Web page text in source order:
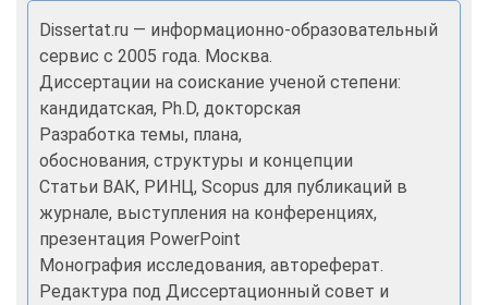
Dissertat.ru — информационно-образовательный
сервис с 2005 года. Москва.
Диссертации на соискание ученой степени:
кандидатская, Ph.D, докторская
Разработка темы, плана,
обоснования, структуры и концепции
Статьи ВАК, РИНЦ, Scopus для публикаций в
журнале, выступления на конференциях,
презентация PowerPoint
Монография исследования, автореферат.
Редактура под Диссертационный совет и